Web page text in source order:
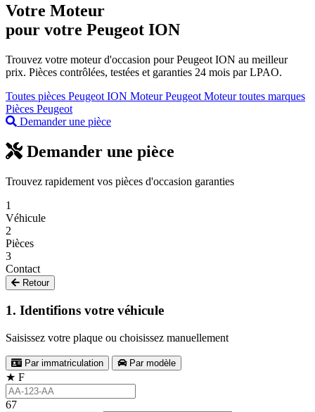
Votre Moteur
pour votre Peugeot ION
Trouvez votre moteur d'occasion pour Peugeot ION au meilleur
prix. Pièces contrôlées, testées et garanties 24 mois par LPAO.
Toutes pièces Peugeot ION Moteur Peugeot Moteur toutes marques
Pièces Peugeot
Demander une pièce
Demander une pièce
Trouvez rapidement vos pièces d'occasion garanties
1
Véhicule
2
Pièces
3
Contact
Retour
1. Identifions votre véhicule
Saisissez votre plaque ou choisissez manuellement
Par immatriculation Par modèle
★ F
67